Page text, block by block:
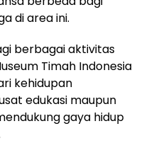
di area ini.
berbagai aktivitas
Timah Indonesia
kehidupan
edukasi maupun
gaya hidup